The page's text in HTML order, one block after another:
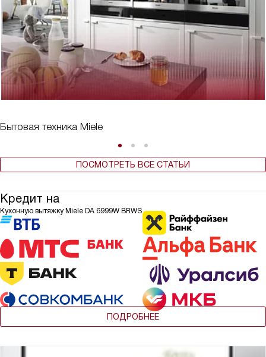
Бытовая техника Miele
ПОСМОТРЕТЬ ВСЕ СТАТЬИ
Кредит на
Кухонную вытяжку Miele DA 6999W BRWS
ПОДРОБНЕЕ